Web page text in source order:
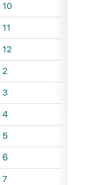
10
2
3
4
5
6
7